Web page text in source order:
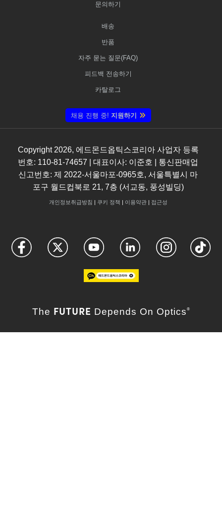
문의하기
배송
반품
자주 묻는 질문(FAQ)
피드백 전송하기
카탈로그
채용 진행 중! 지원하기
Copyright 2026, 에드몬드옵틱스코리아 사업자 등록
번호: 110-81-74657 | 대표이사: 이준호 | 통신판매업
신고번호: 제 2022-서울마포-0965호, 서울특별시 마
포구 월드컵북로 21, 7층 (서교동, 풍성빌딩)
개인정보취급방침 쿠키 정책 이용약관| 접근성
The FUTURE Depends On Optics ®